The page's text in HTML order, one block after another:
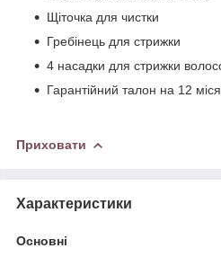
Щіточка для чистки
Гребінець для стрижки
4 насадки для стрижки
Гарантійний талон на 12
Приховати
Характеристики
Основні